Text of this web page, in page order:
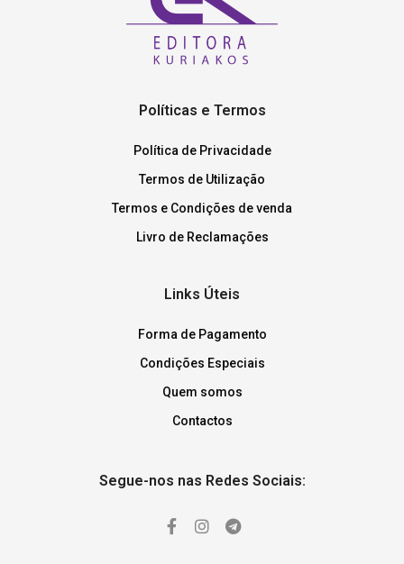
Políticas e Termos
Política de Privacidade
Termos de Utilização
Termos e Condições de venda
Livro de Reclamações
Links Úteis
Forma de Pagamento
Condições Especiais
Quem somos
Contactos
Segue-nos nas Redes Sociais: